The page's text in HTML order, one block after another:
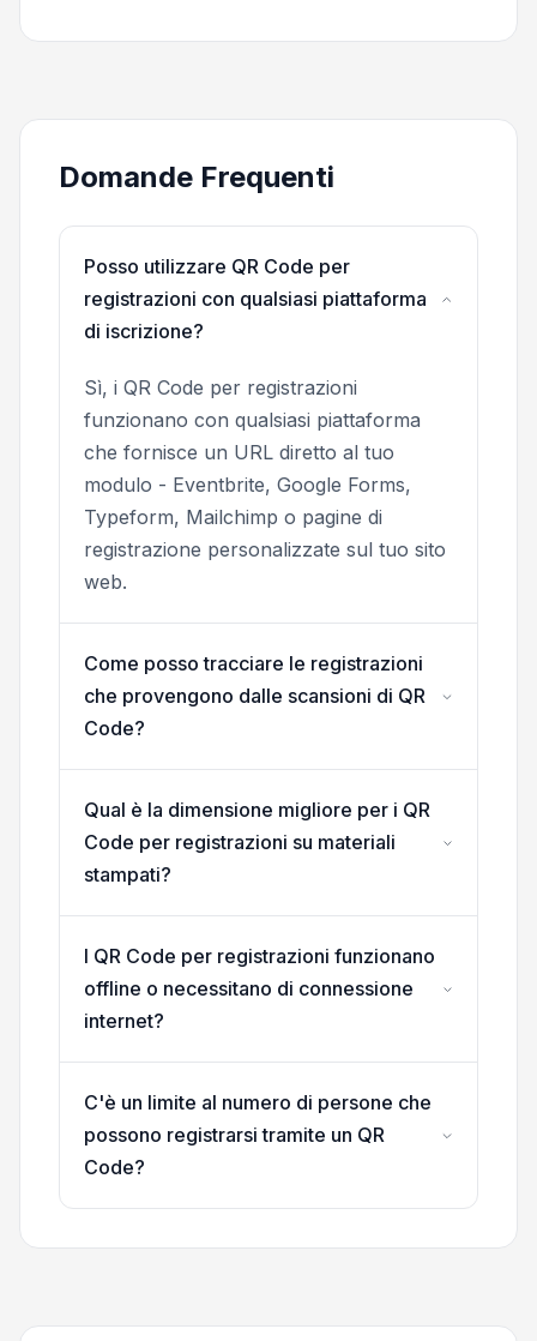
Domande Frequenti
Posso utilizzare QR Code per
registrazioni con qualsiasi piattaforma
di iscrizione?
Sì, i QR Code per registrazioni
funzionano con qualsiasi piattaforma
che fornisce un URL diretto al tuo
modulo - Eventbrite, Google Forms,
Typeform, Mailchimp o pagine di
registrazione personalizzate sul tuo sito
web.
Come posso tracciare le registrazioni
che provengono dalle scansioni di QR
Code?
Qual è la dimensione migliore per i QR
Code per registrazioni su materiali
stampati?
I QR Code per registrazioni funzionano
offline o necessitano di connessione
internet?
C'è un limite al numero di persone che
possono registrarsi tramite un QR
Code?